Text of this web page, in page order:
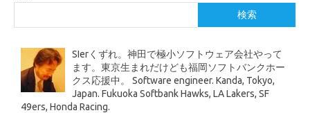
検索
SIerくずれ。神田で極小ソフトウェア会社やって
ます。東京生まれだけども福岡ソフトバンクホー
クス応援中。 Software engineer. Kanda, Tokyo,
Japan. Fukuoka Softbank Hawks, LA Lakers, SF
49ers, Honda Racing.